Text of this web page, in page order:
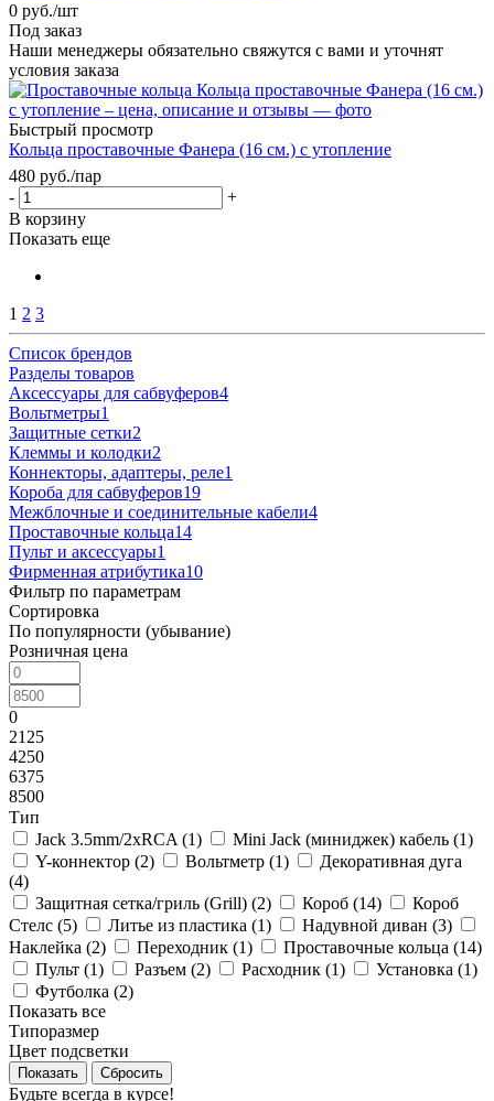
0 руб./шт
Под заказ
Наши менеджеры обязательно свяжутся с вами и уточнят
условия заказа
Быстрый просмотр
Кольца проставочные Фанера (16 см.) с утопление
480 руб./пар
-
+
В корзину
Показать еще
1 2 3
Список брендов
Разделы товаров
Аксессуары для сабвуферов4
Вольтметры1
Защитные сетки2
Клеммы и колодки2
Коннекторы, адаптеры, реле1
Короба для сабвуферов19
Межблочные и соединительные кабели4
Проставочные кольца14
Пульт и аксессуары1
Фирменная атрибутика10
Фильтр по параметрам
Сортировка
По популярности (убывание)
Розничная цена
0
2125
4250
6375
8500
Тип
Jack 3.5mm/2xRCA (1) Mini Jack (миниджек) кабель (1)
Y-коннектор (2) Вольтметр (1)
Декоративная дуга
(4)
Защитная сетка/гриль (Grill) (2) Короб (14)
Короб
Стелс (5) Литье из пластика (1) Надувной диван (3)
Наклейка (2) Переходник (1) Проставочные кольца (14)
Пульт (1) Разъем (2) Расходник (1) Установка (1)
Футболка (2)
Показать все
Типоразмер
Цвет подсветки
Сбросить
Будьте всегда в курсе!